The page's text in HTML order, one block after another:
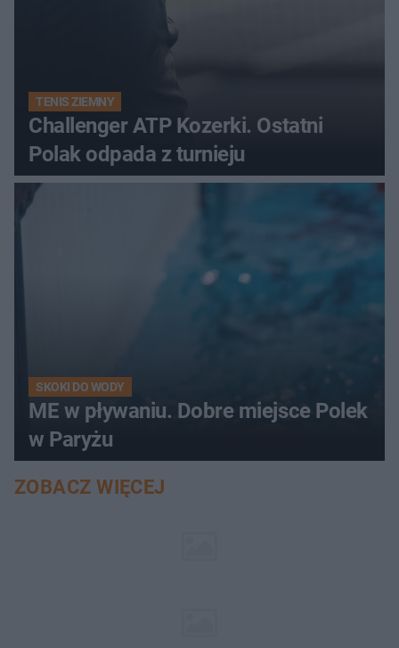
TENIS ZIEMNY
Challenger ATP Kozerki. Ostatni
Polak odpada z turnieju
SKOKI DO WODY
ME w pływaniu. Dobre miejsce Polek
w Paryżu
ZOBACZ WIĘCEJ